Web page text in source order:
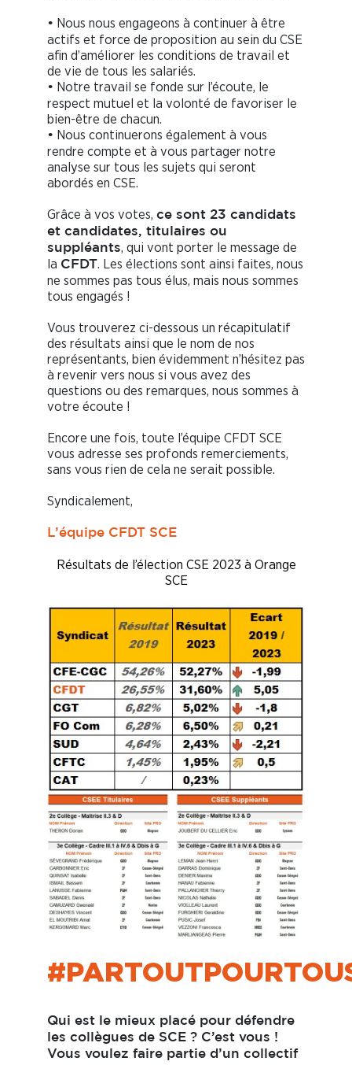
• Nous nous engageons à continuer à être
actifs et force de proposition au sein du CSE
afin d’améliorer les conditions de travail et
de vie de tous les salariés.
• Notre travail se fonde sur l’écoute, le
respect mutuel et la volonté de favoriser le
bien-être de chacun.
• Nous continuerons également à vous
rendre compte et à vous partager notre
analyse sur tous les sujets qui seront
abordés en CSE.
Grâce à vos votes, ce sont 23 candidats
et candidates, titulaires ou
suppléants, qui vont porter le message de
la CFDT . Les élections sont ainsi faites, nous
ne sommes pas tous élus, mais nous sommes
tous engagés !
Vous trouverez ci-dessous un récapitulatif
des résultats ainsi que le nom de nos
représentants, bien évidemment n’hésitez pas
à revenir vers nous si vous avez des
questions ou des remarques, nous sommes à
votre écoute !
Encore une fois, toute l’équipe CFDT SCE
vous adresse ses profonds remerciements,
sans vous rien de cela ne serait possible.
Syndicalement,
L’équipe CFDT SCE
Résultats de l’élection CSE 2023 à Orange
SCE
Qui est le mieux placé pour défendre
les collègues de SCE ? C’est vous !
Vous voulez faire partie d’un collectif